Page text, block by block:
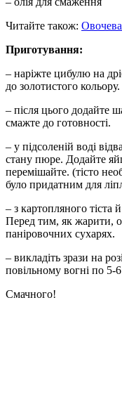
Читайте також:
Приготування:
– наріжте цибулю на
до золотистого кольору.
– після цього додайте
смажте до готовності.
– у підсоленій воді
стану пюре. Додайте
перемішайте. (тісто
було придатним для
– з картопляного тіста
Перед тим, як жарити,
паніровочних сухарях.
– викладіть зрази на
повільному вогні по 5-
Смачного!